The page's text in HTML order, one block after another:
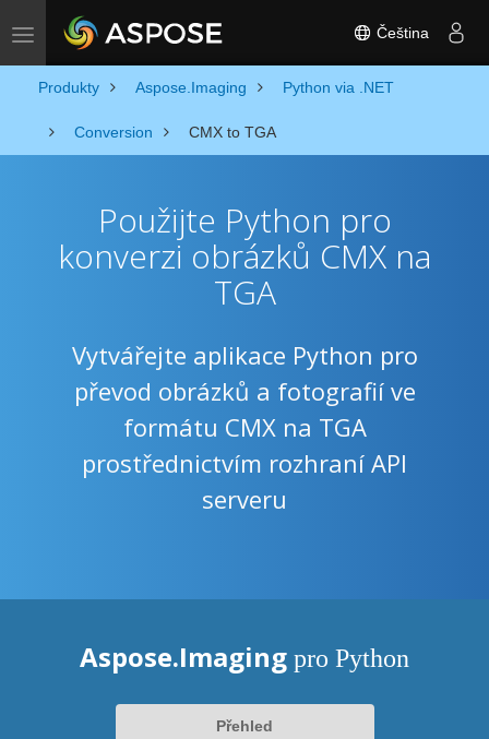
Toggle navigation Čeština
Produkty Aspose.Imaging Python via .NET
Conversion CMX to TGA
Použijte Python pro
konverzi obrázků CMX na
TGA
Vytvářejte aplikace Python pro
převod obrázků a fotografií ve
formátu CMX na TGA
prostřednictvím rozhraní API
serveru
Aspose.Imaging pro Python
Přehled